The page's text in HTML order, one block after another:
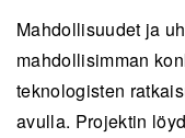
Mahdollisuudet ja
mahdollisimman
teknologisten
avulla. Projektin